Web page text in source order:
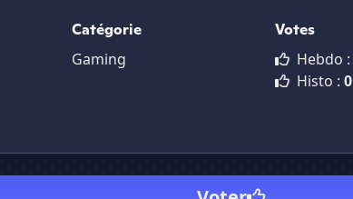
Catégorie
Gaming
Votes
Hebdo :
Histo : 0